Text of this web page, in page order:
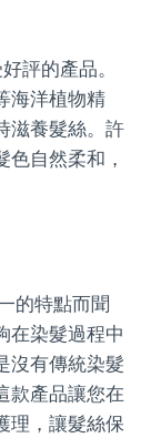
評的產品。
海洋植物精
滋養髮絲。許
自然柔和，
的特點而聞
在染髮過程中
沒有傳統染髮
款產品讓您在
理，讓髮絲保